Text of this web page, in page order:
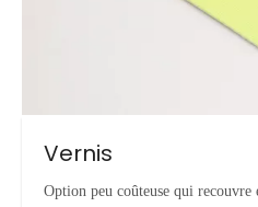
Vernis
Option peu coûteuse qui